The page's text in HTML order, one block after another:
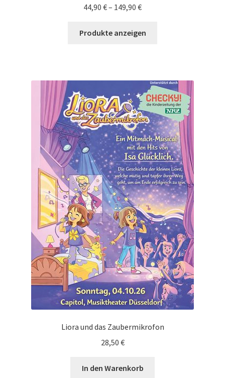
44,90 €– 149,90 €
Produkte anzeigen
Liora und das Zaubermikrofon
28,50 €
In den Warenkorb